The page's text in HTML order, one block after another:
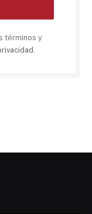
términos y